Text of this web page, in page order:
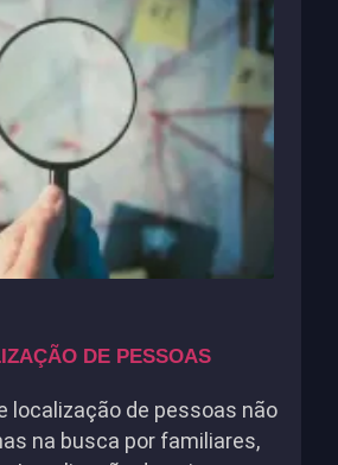
DE PESSOAS
localização de pessoas não
na busca por familiares,